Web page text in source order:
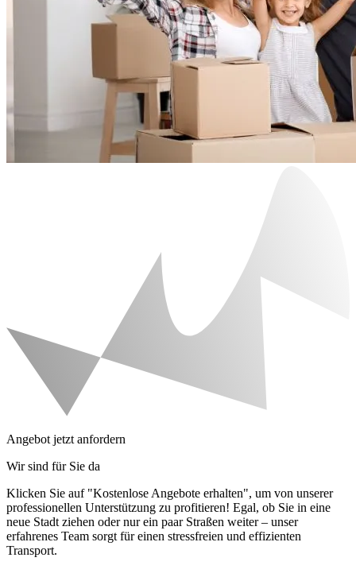
Angebot jetzt anfordern
Wir sind für Sie da
Klicken Sie auf "Kostenlose Angebote erhalten", um von unserer
professionellen Unterstützung zu profitieren! Egal, ob Sie in eine
neue Stadt ziehen oder nur ein paar Straßen weiter – unser
erfahrenes Team sorgt für einen stressfreien und effizienten
Transport.